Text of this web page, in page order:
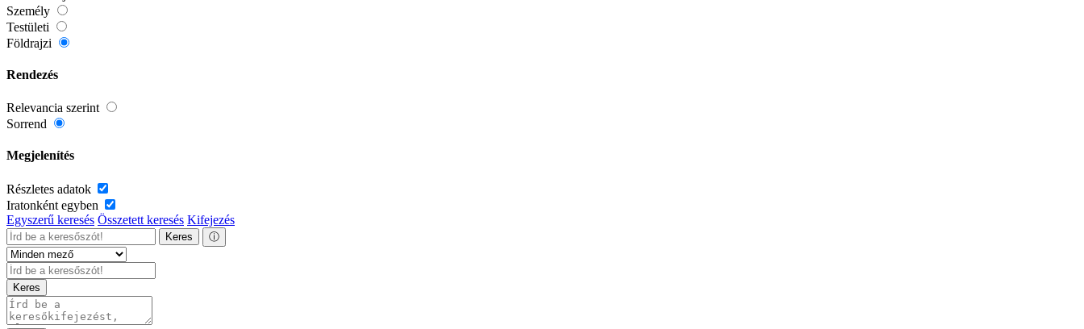
Személy
Testületi
Földrajzi
Rendezés
Relevancia szerint
Sorrend
Megjelenítés
Részletes adatok
Iratonként egyben
Egyszerű keresés Összetett keresés Kifejezés
Keres ⓘ
Keres